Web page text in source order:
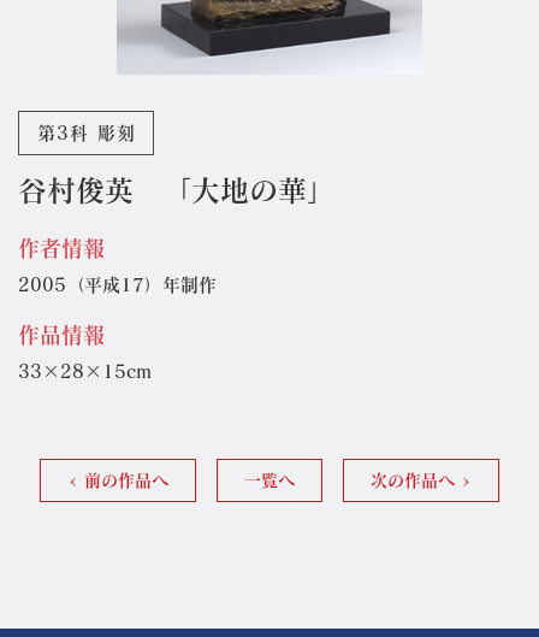
第3科 彫刻
谷村俊英 「大地の華」
作者情報
2005（平成17）年制作
作品情報
33×28×15cm
前の作品へ 一覧へ 次の作品へ